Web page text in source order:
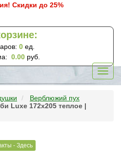
Скидки до 25%
0 ед.
0.00 руб.
Верблюжий пух
Luxe 172x205 теплое |
- Здесь